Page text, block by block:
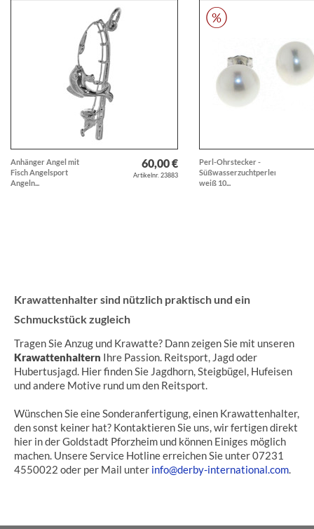
Anhänger Angel mit
Fisch Angelsport
Angeln...
60,00 €
Artikelnr. 23883
Perl-Ohrstecker -
Süßwasserzuchtperlen
weiß 10...
Krawattenhalter sind nützlich praktisch und ein
Schmuckstück zugleich
Tragen Sie Anzug und Krawatte? Dann zeigen Sie mit unseren
Krawattenhaltern Ihre Passion. Reitsport, Jagd oder
Hubertusjagd. Hier finden Sie Jagdhorn, Steigbügel, Hufeisen
und andere Motive rund um den Reitsport.
Wünschen Sie eine Sonderanfertigung, einen Krawattenhalter,
den sonst keiner hat? Kontaktieren Sie uns, wir fertigen direkt
hier in der Goldstadt Pforzheim und können Einiges möglich
machen. Unsere Service Hotline erreichen Sie unter 07231
4550022 oder per Mail unter info@derby-international.com.